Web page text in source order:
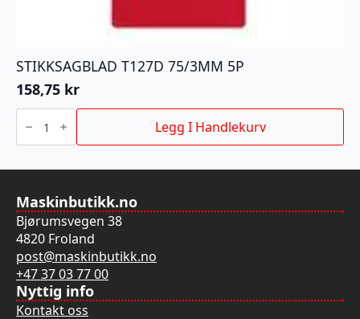
STIKKSAGBLAD T127D 75/3MM 5P
158,75 kr
STIKKSAGBLAD
T127D
75/3MM
5P
Legg I Handlekurv
Maskinbutikk.no
Bjørumsvegen 38
4820 Froland
post@maskinbutikk.no
+47 37 03 77 00
Nyttig info
Kontakt oss